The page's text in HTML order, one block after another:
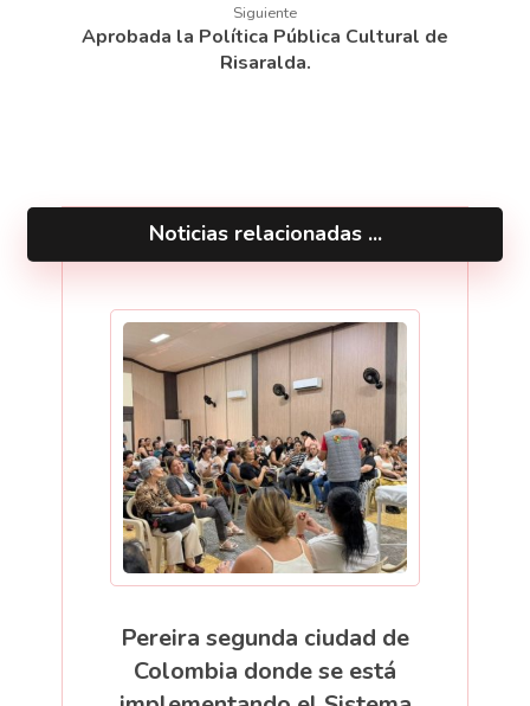
Siguiente
Aprobada la Política Pública Cultural de
Risaralda.
Noticias relacionadas ...
Pereira segunda ciudad de
Colombia donde se está